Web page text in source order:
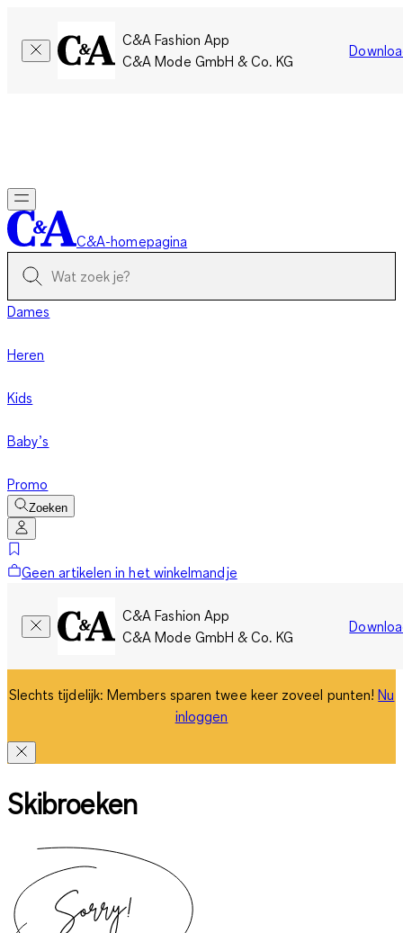
C&A Fashion App
C&A Mode GmbH & Co. KG
C&A-homepagina
Dames
Heren
Kids
Baby’s
Promo
Zoeken
Geen artikelen in het winkelmandje
C&A Fashion App
C&A Mode GmbH & Co. KG
Slechts tijdelijk: Members sparen twee keer zoveel punten!Nu
inloggen
Skibroeken